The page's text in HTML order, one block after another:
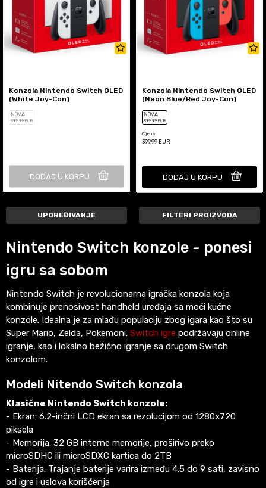
Konzola Nintendo Switch OLED
(White Joy-Con)
NOVA
399,99 EUR
DODAJ U KORPU
Konzola Nintendo Switch OLED
(Neon Blue/Red Joy-Con)
NOVA
399,99 EUR
Cijena
399,99 EUR
DODAJ U KORPU
UPOREĐIVANJE FILTERI PROIZVODA
Nintendo Switch konzole - ponesi
igru sa sobom
Nintendo Switch je revolucionarna igračka konzola koja
kombinuje prenosivost handheld uređaja sa moći kućne
konzole. Idealna je za mlađu populaciju zbog igara kao što su
Super Mario, Zelda, Pokemoni. Switch igre podržavaju online
igranje, kao i lokalno bežično igranje sa drugom Switch
konzolom.
Modeli Nitendo Switch konzola
Klasične Nintendo Switch konzole:
- Ekran: 6.2-inčni LCD ekran sa rezolucijom od 1280x720
piksela
- Memorija: 32 GB interne memorije, proširivo preko
microSDHC ili microSDXC kartica do 2TB
- Baterija: Trajanje baterije varira između 4.5 do 9 sati, zavisno
od igre i uslova korišćenja